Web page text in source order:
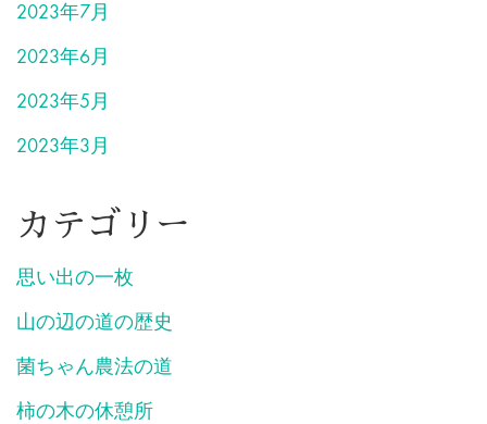
2023年7月
2023年6月
2023年5月
2023年3月
カテゴリー
思い出の一枚
山の辺の道の歴史
菌ちゃん農法の道
柿の木の休憩所